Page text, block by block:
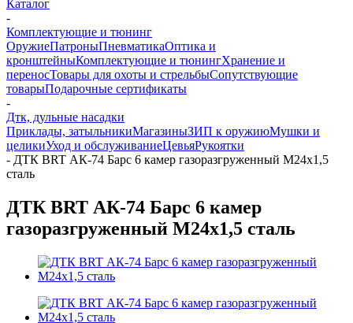
Каталог
-
Комплектующие и тюнинг
ОружиеПатроныПневматикаОптика и
кронштейныКомплектующие и тюнингХранение и
переносТовары для охоты и стрельбыСопутствующие
товарыПодарочные сертификаты
-
Дтк, дульные насадки
Приклады, затыльникиМагазиныЗИП к оружиюМушки и
целикиУход и обслуживаниеЦевьяРукоятки
- ДТК BRT АК-74 Барс 6 камер газоразгруженный М24х1,5
сталь
ДТК BRT АК-74 Барс 6 камер
газоразгруженный М24х1,5 сталь